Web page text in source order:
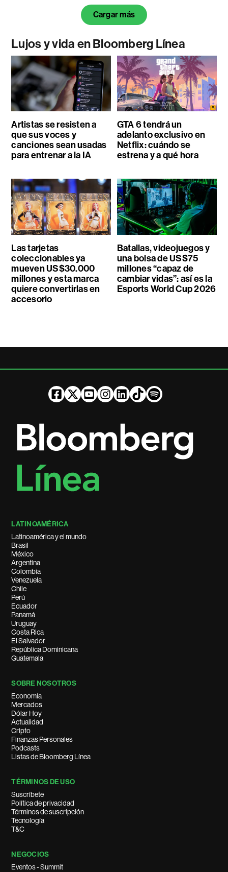
Cargar más
Lujos y vida en Bloomberg Línea
Artistas se resisten a
que sus voces y
canciones sean usadas
para entrenar a la IA
GTA 6 tendrá un
adelanto exclusivo en
Netflix: cuándo se
estrena y a qué hora
Las tarjetas
coleccionables ya
mueven US$30.000
millones y esta marca
quiere convertirlas en
accesorio
Batallas, videojuegos y
una bolsa de US$75
millones “capaz de
cambiar vidas”: así es la
Esports World Cup 2026
LATINOAMÉRICA
Latinoamérica y el mundo
Brasil
México
Argentina
Colombia
Venezuela
Chile
Perú
Ecuador
Panamá
Uruguay
Costa Rica
El Salvador
República Dominicana
Guatemala
SOBRE NOSOTROS
Economía
Mercados
Dólar Hoy
Actualidad
Cripto
Finanzas Personales
Podcasts
Listas de Bloomberg Línea
TÉRMINOS DE USO
Suscríbete
Política de privacidad
Términos de suscripción
Tecnología
T&C
NEGOCIOS
Eventos - Summit